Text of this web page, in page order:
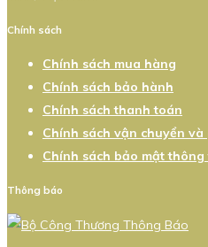
Chính sách
Chính sách mua hàng
Chính sách bảo hành
Chính sách thanh toán
Chính sách vận chuyển
Chính sách bảo mật thông
Thông báo